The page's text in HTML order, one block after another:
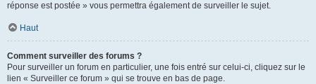
réponse est postée » vous permettra également de surveiller le sujet.
Haut
Comment surveiller des forums ?
Pour surveiller un forum en particulier, une fois entré sur celui-ci, cliquez sur le
lien « Surveiller ce forum » qui se trouve en bas de page.